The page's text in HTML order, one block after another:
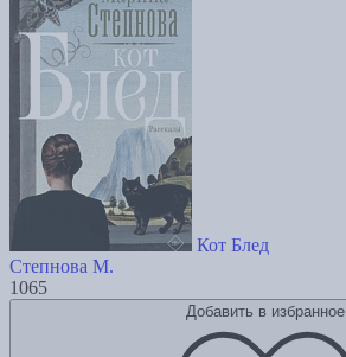
Кот Блед
Степнова М.
1065
Добавить в избранное